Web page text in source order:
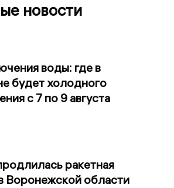
новости
воды: где в
будет холодного
с 7 по 9 августа
ракетная
Воронежской области